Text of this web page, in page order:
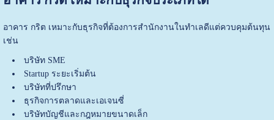
อาคาร กริต เหมาะกับธุรกิจที่ต้องการสำนักงานในทำเลดีแต่ควบคุมต้นทุน
เช่น
บริษัท SME
Startup ระยะเริ่มต้น
บริษัทที่ปรึกษา
ธุรกิจการตลาดและเอเจนซี่
บริษัทบัญชีและกฎหมายขนาดเล็ก